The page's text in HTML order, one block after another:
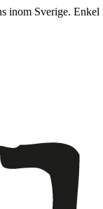
inom Sverige. Enkel